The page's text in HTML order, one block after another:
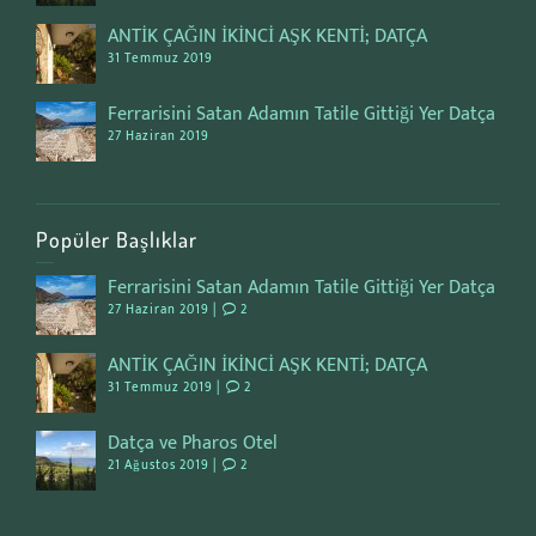
ANTİK ÇAĞIN İKİNCİ AŞK KENTİ; DATÇA
31 Temmuz 2019
Ferrarisini Satan Adamın Tatile Gittiği Yer Datça
27 Haziran 2019
Popüler Başlıklar
Ferrarisini Satan Adamın Tatile Gittiği Yer Datça
27 Haziran 2019 | 2
ANTİK ÇAĞIN İKİNCİ AŞK KENTİ; DATÇA
31 Temmuz 2019 | 2
Datça ve Pharos Otel
21 Ağustos 2019 | 2